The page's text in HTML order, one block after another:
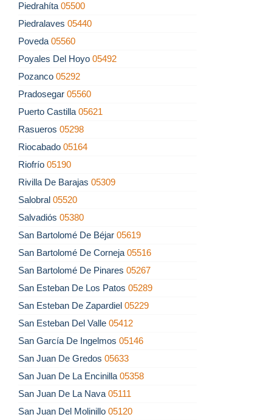
Piedrahíta 05500
Piedralaves 05440
Poveda 05560
Poyales Del Hoyo 05492
Pozanco 05292
Pradosegar 05560
Puerto Castilla 05621
Rasueros 05298
Riocabado 05164
Riofrío 05190
Rivilla De Barajas 05309
Salobral 05520
Salvadiós 05380
San Bartolomé De Béjar 05619
San Bartolomé De Corneja 05516
San Bartolomé De Pinares 05267
San Esteban De Los Patos 05289
San Esteban De Zapardiel 05229
San Esteban Del Valle 05412
San García De Ingelmos 05146
San Juan De Gredos 05633
San Juan De La Encinilla 05358
San Juan De La Nava 05111
San Juan Del Molinillo 05120